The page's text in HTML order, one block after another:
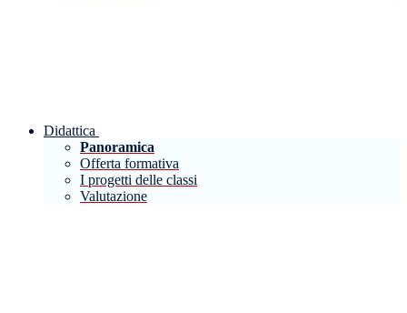
Didattica
Panoramica
Offerta formativa
I progetti delle classi
Valutazione